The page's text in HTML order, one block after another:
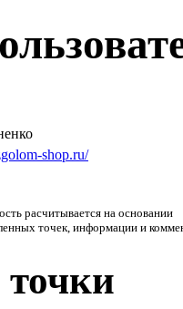
shop.ru/
расчитывается на основании
точек, информации и